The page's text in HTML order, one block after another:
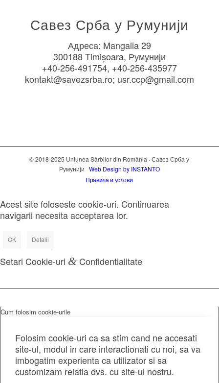
Савез Срба у Румунији
Адреса: Mangalia 29
300188 Timișoara, Румунији
+40-256-491754, +40-256-435977
kontakt@savezsrba.ro; usr.ccp@gmail.com
© 2018-2025 Uniunea Sârbilor din România · Савез Срба у
Румунији Web Design by INSTANTO
Правила и услови
Acest site foloseste cookie-uri. Continuarea
navigarii necesita acceptarea lor.
OK Detalii
Setari Cookie-uri & Confidentialitate
Cum folosim cookie-urile
Folosim cookie-uri ca sa stim cand ne accesati
site-ul, modul in care interactionati cu noi, sa va
imbogatim experienta ca utilizator si sa
customizam relatia dvs. cu site-ul nostru.